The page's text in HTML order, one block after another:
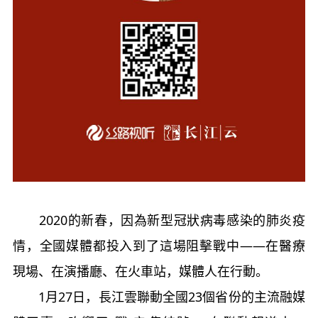
2020的新春，因為新型冠狀病毒感染的肺炎疫
情，全國媒體都投入到了這場阻擊戰中——在醫療
現場、在演播廳、在火車站，媒體人在行動。
1月27日，長江雲聯動全國23個省份的主流融媒